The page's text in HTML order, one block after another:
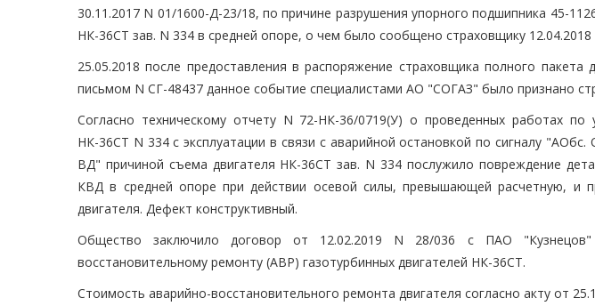
30.11.2017 N 01/1600-Д-23/18, по причине разрушения упорного подшипника 45-
НК-36СТ зав. N 334 в средней опоре, о чем было сообщено страховщику 12.04.2018
25.05.2018 после предоставления в распоряжение страховщика полного
письмом N СГ-48437 данное событие специалистами АО "СОГАЗ" было признано
Согласно техническому отчету N 72-НК-36/0719(У) о проведенных работах по
НК-36СТ N 334 с эксплуатации в связи с аварийной остановкой по сигналу
ВД" причиной съема двигателя НК-36СТ зав. N 334 послужило повреждение
КВД в средней опоре при действии осевой силы, превышающей расчетную, и
двигателя. Дефект конструктивный.
Общество заключило договор от 12.02.2019 N 28/036 с ПАО
восстановительному ремонту (АВР) газотурбинных двигателей НК-36СТ.
Стоимость аварийно-восстановительного ремонта двигателя согласно акту от